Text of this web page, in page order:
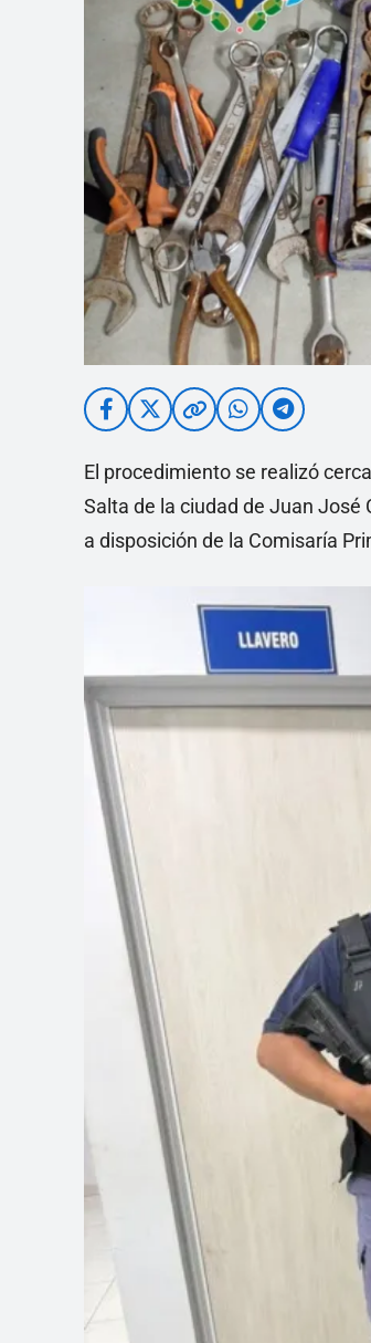
El procedimiento se realizó
Salta de la ciudad de Juan
a disposición de la Comisaría